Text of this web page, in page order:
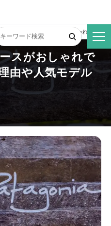
パタゴニアのフリースがおしゃれで万能
スがおしゃれで
由や人気モデル